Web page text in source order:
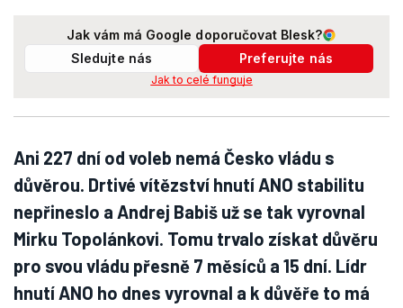
Jak vám má Google doporučovat Blesk?
Sledujte nás
Preferujte nás
Jak to celé funguje
Ani 227 dní od voleb nemá Česko vládu s
důvěrou. Drtivé vítězství hnutí ANO stabilitu
nepřineslo a Andrej Babiš už se tak vyrovnal
Mirku Topolánkovi. Tomu trvalo získat důvěru
pro svou vládu přesně 7 měsíců a 15 dní. Lídr
hnutí ANO ho dnes vyrovnal a k důvěře to má